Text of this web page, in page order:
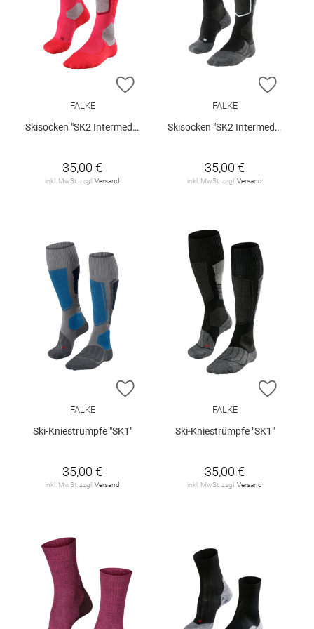
ZUR WUNSCHLISTE HINZUFÜGEN
FALKE
Skisocken "SK2 Intermediate"
35,00 €
inkl. MwSt. zzgl. Versand
ZUR
FALKE
Skisocken "SK2 Intermediate"
35,00 €
inkl. MwSt. zzgl. Versand
ZUR WUNSCHLISTE HINZUFÜGEN
FALKE
Ski-Kniestrümpfe "SK1"
35,00 €
inkl. MwSt. zzgl. Versand
ZUR
FALKE
Ski-Kniestrümpfe "SK1"
35,00 €
inkl. MwSt. zzgl. Versand